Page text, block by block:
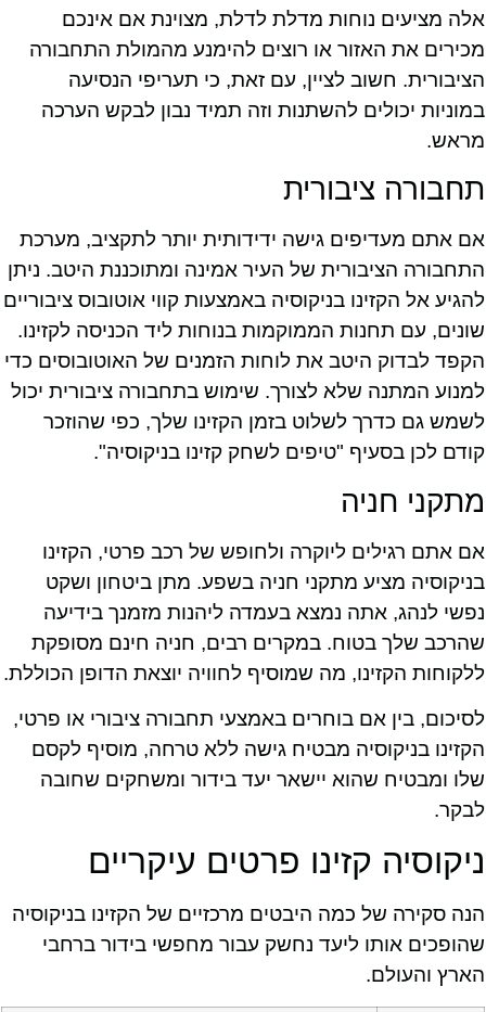
אלה מציעים נוחות מדלת לדלת, מצוינת אם אינכם
מכירים את האזור או רוצים להימנע מהמולת התחבורה
הציבורית. חשוב לציין, עם זאת, כי תעריפי הנסיעה
במוניות יכולים להשתנות וזה תמיד נבון לבקש הערכה
מראש.
תחבורה ציבורית
אם אתם מעדיפים גישה ידידותית יותר לתקציב, מערכת
התחבורה הציבורית של העיר אמינה ומתוכננת היטב. ניתן
להגיע אל הקזינו בניקוסיה באמצעות קווי אוטובוס ציבוריים
שונים, עם תחנות הממוקמות בנוחות ליד הכניסה לקזינו.
הקפד לבדוק היטב את לוחות הזמנים של האוטובוסים כדי
למנוע המתנה שלא לצורך. שימוש בתחבורה ציבורית יכול
לשמש גם כדרך לשלוט בזמן הקזינו שלך, כפי שהוזכר
קודם לכן בסעיף "טיפים לשחק קזינו בניקוסיה".
מתקני חניה
אם אתם רגילים ליוקרה ולחופש של רכב פרטי, הקזינו
בניקוסיה מציע מתקני חניה בשפע. מתן ביטחון ושקט
נפשי לנהג, אתה נמצא בעמדה ליהנות מזמנך בידיעה
שהרכב שלך בטוח. במקרים רבים, חניה חינם מסופקת
ללקוחות הקזינו, מה שמוסיף לחוויה יוצאת הדופן הכוללת.
לסיכום, בין אם בוחרים באמצעי תחבורה ציבורי או פרטי,
הקזינו בניקוסיה מבטיח גישה ללא טרחה, מוסיף לקסם
שלו ומבטיח שהוא יישאר יעד בידור ומשחקים שחובה
לבקר.
ניקוסיה קזינו פרטים עיקריים
הנה סקירה של כמה היבטים מרכזיים של הקזינו בניקוסיה
שהופכים אותו ליעד נחשק עבור מחפשי בידור ברחבי
הארץ והעולם.